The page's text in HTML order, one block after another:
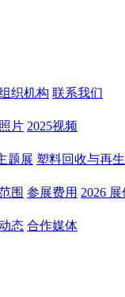
织机构 联系我们
片 2025视频
题展 塑料回收与再
围 参展费用 2026
态 合作媒体